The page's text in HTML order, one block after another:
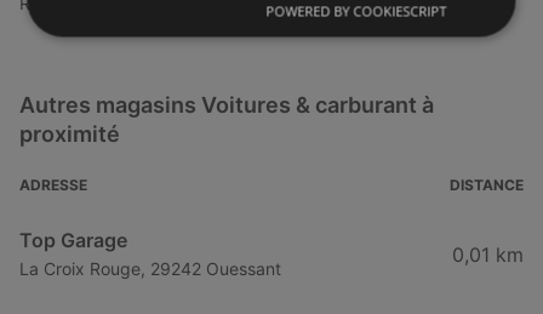
Autres magasins Voitures & carburant à
proximité
ADRESSE DISTANCE
Top Garage
La Croix Rouge, 29242 Ouessant
0,01 km
POWERED BY COOKIESCRIPT